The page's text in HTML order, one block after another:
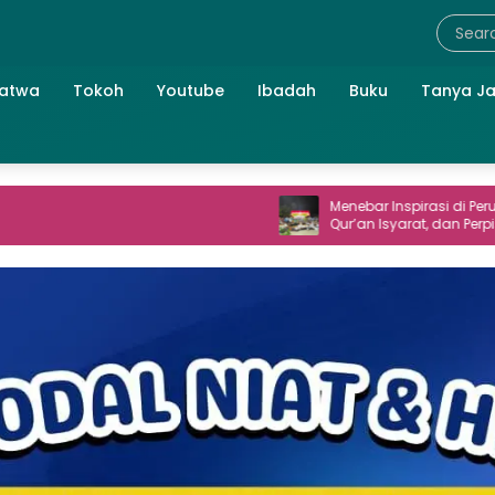
Tokoh Youtube Ibadah Buku Tanya
Menebar Inspirasi di Perum TNI AL: Seni,
Qur’an Isyarat, dan Perpisahan yang
Hangat